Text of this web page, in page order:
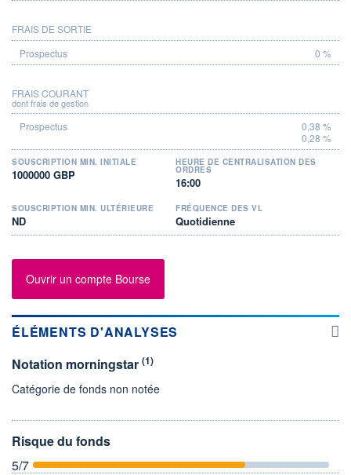
FRAIS DE SORTIE
0 %
FRAIS COURANT
dont frais de gestion
0,38 %
0,28 %
SOUSCRIPTION MIN. INITIALE
1000000 GBP
HEURE DE CENTRALISATION DES
ORDRES
16:00
SOUSCRIPTION MIN. ULTÉRIEURE
ND
FRÉQUENCE DES VL
Quotidienne
Ouvrir un compte Bourse
ÉLÉMENTS D'ANALYSES
Notation morningstar (1)
Catégorie de fonds non notée
Risque du fonds
5/7